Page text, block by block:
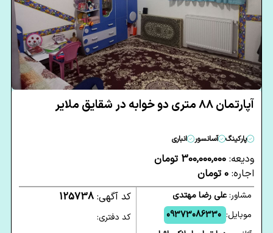
آپارتمان 88 متری دو خوابه در شقایق ملایر
پارکینگ آسانسور انباری
ودیعه: 300,000,000 تومان
اجاره: 0 تومان
مشاور:علی رضا مهتدی
موبایل: 09373086330
کد آگهی: 125738
کد دفتری: